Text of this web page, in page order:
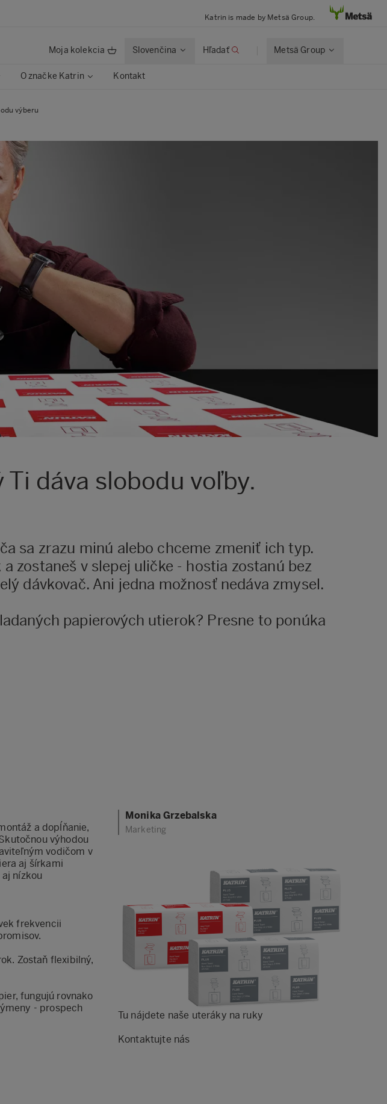
Katrin is made by Metsä Group.
Moja kolekcia Slovenčina Hľadať Metsä Group
O značke Katrin Kontakt
výberu
dáva slobodu voľby.
sa zrazu minú alebo chceme zmeniť ich typ.
zostaneš v slepej uličke - hostia zostanú bez
dávkovač. Ani jedna možnosť nedáva zmysel.
papierových utierok? Presne to ponúka
a dopĺňanie,
výhodou
vodičom v
aj šírkami
nízkou
frekvencii
Zostaň flexibilný,
fungujú rovnako
- prospech
Monika Grzebalska
Marketing
Tu nájdete naše uteráky na ruky
Kontaktujte nás